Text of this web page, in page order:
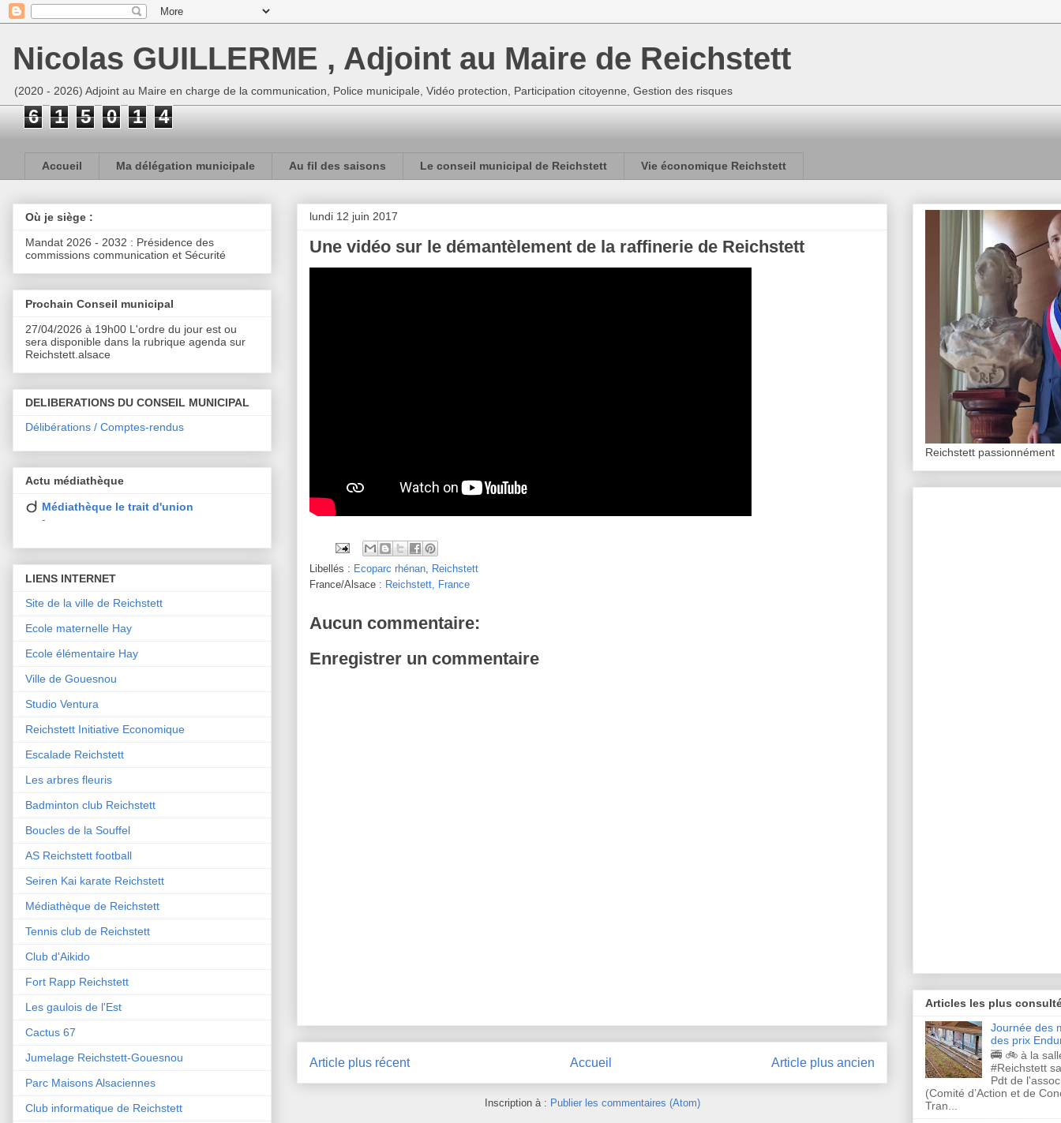
Nicolas GUILLERME , Adjoint au Maire de Reichstett
(2020 - 2026) Adjoint au Maire en charge de la communication, Police municipale, Vidéo protection, Participation citoyenne, Gestion des risques
6 1 5 0 1 4
Accueil Ma délégation municipale Au fil des saisons Le conseil municipal de Reichstett Vie économique Reichstett
lundi 12 juin 2017
Une vidéo sur le démantèlement de la raffinerie de Reichstett
Libellés : Ecoparc rhénan
Reichstett
France/Alsace : Reichstett, France
Aucun commentaire:
Enregistrer un commentaire
Article plus récent Article plus ancien
Accueil
Inscription à : Publier les commentaires (Atom)
Où je siège :
Mandat 2026 - 2032 : Présidence des
commissions communication et Sécurité
Prochain Conseil municipal
27/04/2026 à 19h00 L'ordre du jour est ou
sera disponible dans la rubrique agenda sur
Reichstett.alsace
DELIBERATIONS DU CONSEIL MUNICIPAL
Délibérations / Comptes-rendus
Actu médiathèque
Médiathèque le trait d'union
-
LIENS INTERNET
Site de la ville de Reichstett
Ecole maternelle Hay
Ecole élémentaire Hay
Ville de Gouesnou
Studio Ventura
Reichstett Initiative Economique
Escalade Reichstett
Les arbres fleuris
Badminton club Reichstett
Boucles de la Souffel
AS Reichstett football
Seiren Kai karate Reichstett
Médiathèque de Reichstett
Tennis club de Reichstett
Club d'Aikido
Fort Rapp Reichstett
Les gaulois de l'Est
Cactus 67
Jumelage Reichstett-Gouesnou
Parc Maisons Alsaciennes
Club informatique de Reichstett
Reichstett passionnément
Articles les plus
Journée des
des prix
🚎 🚲 à la
#Reichstett
Pdt de
(Comité d’Action et de
Tran...